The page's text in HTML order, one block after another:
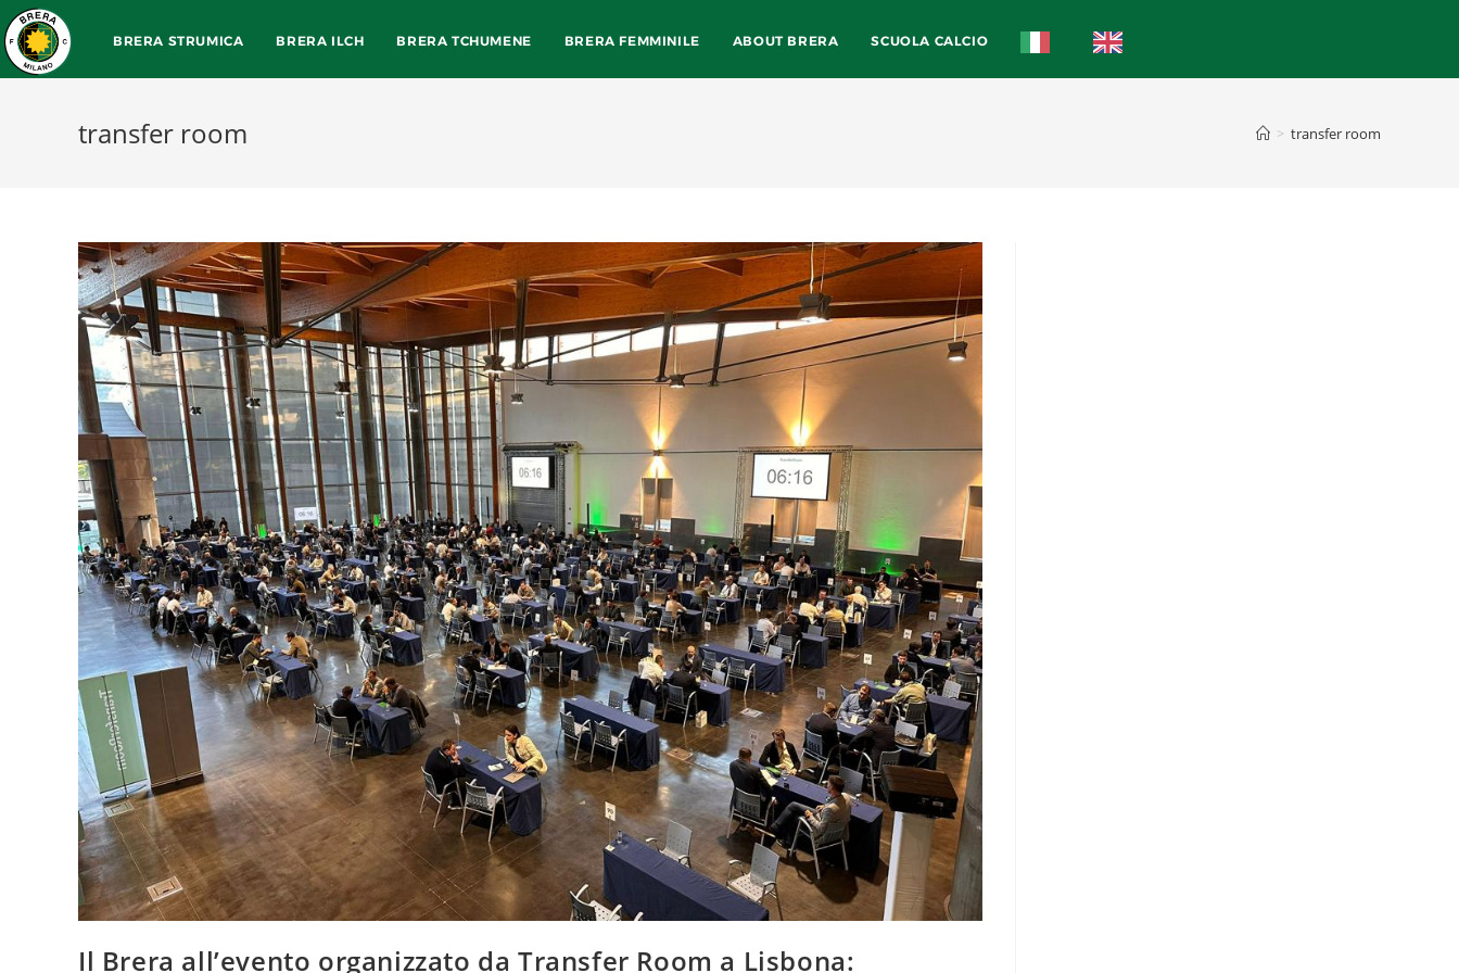
BRERA STRUMICA BRERA ILCH BRERA TCHUMENE BRERA FEMMINILE ABOUT BRERA SCUOLA CALCIO
transfer room > transfer room
Il Brera all’evento organizzato da Transfer Room a Lisbona: